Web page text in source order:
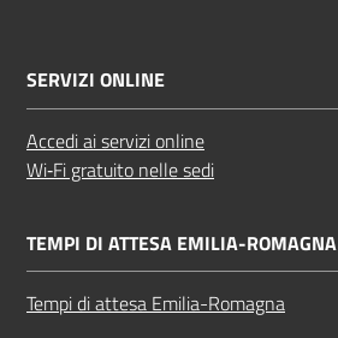
SERVIZI ONLINE
Accedi ai servizi online
Wi‑Fi gratuito nelle sedi
TEMPI DI ATTESA EMILIA-ROMAGNA
Tempi di attesa Emilia-Romagna